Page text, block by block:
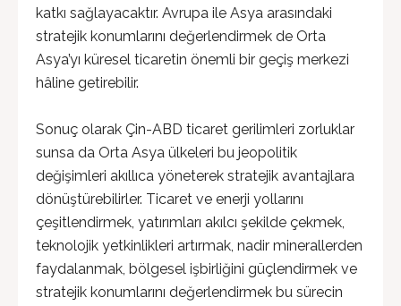
katkı sağlayacaktır. Avrupa ile Asya arasındaki
stratejik konumlarını değerlendirmek de Orta
Asya’yı küresel ticaretin önemli bir geçiş merkezi
hâline getirebilir.
Sonuç olarak Çin-ABD ticaret gerilimleri zorluklar
sunsa da Orta Asya ülkeleri bu jeopolitik
değişimleri akıllıca yöneterek stratejik avantajlara
dönüştürebilirler. Ticaret ve enerji yollarını
çeşitlendirmek, yatırımları akılcı şekilde çekmek,
teknolojik yetkinlikleri artırmak, nadir minerallerden
faydalanmak, bölgesel işbirliğini güçlendirmek ve
stratejik konumlarını değerlendirmek bu sürecin